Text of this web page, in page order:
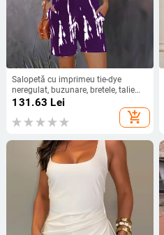
Salopetă cu imprimeu tie-dye
neregulat, buzunare, bretele, talie
înaltă, lungime capri
131.63 Lei
add_shopping_cart